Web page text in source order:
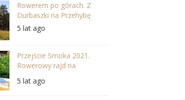
Rowerem po górach. Z
Durbaszki na Przehybę
5 lat ago
Przejście Smoka 2021.
Rowerowy rajd na
Iłżeckiej
5 lat ago